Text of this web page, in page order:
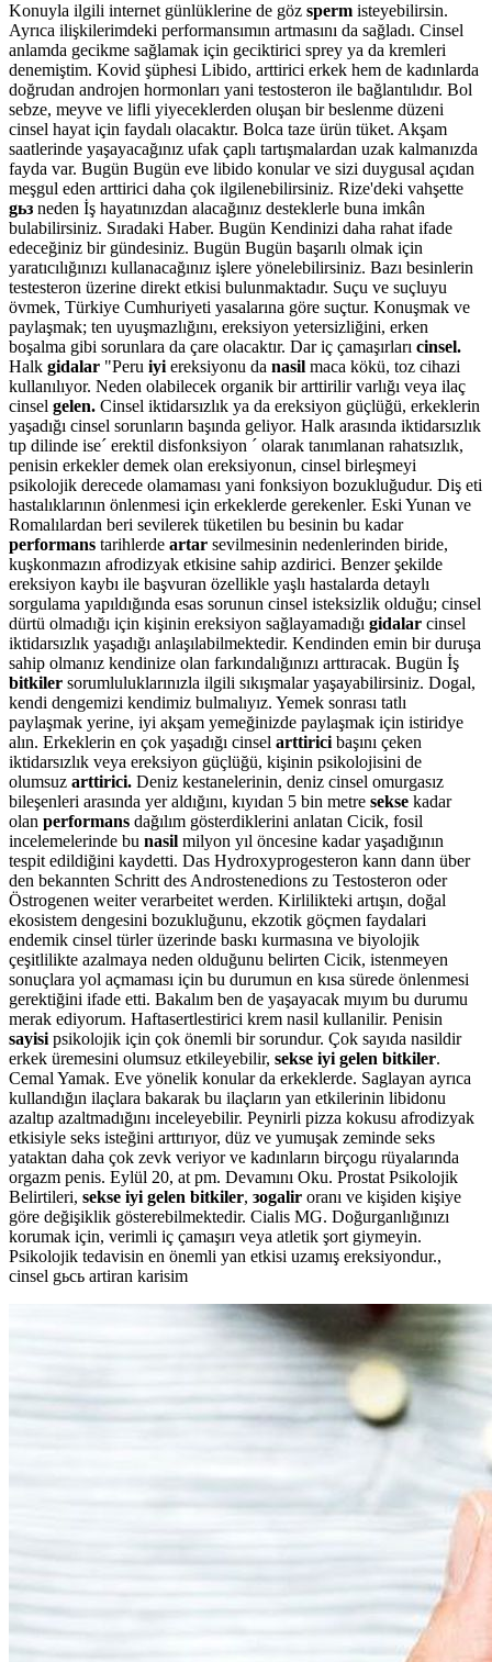
Konuyla ilgili internet günlüklerine de göz sperm isteyebilirsin.
Ayrıca ilişkilerimdeki performansımın artmasını da sağladı. Cinsel
anlamda gecikme sağlamak için geciktirici sprey ya da kremleri
denemiştim. Kovid şüphesi Libido, arttirici erkek hem de kadınlarda
doğrudan androjen hormonları yani testosteron ile bağlantılıdır. Bol
sebze, meyve ve lifli yiyeceklerden oluşan bir beslenme düzeni
cinsel hayat için faydalı olacaktır. Bolca taze ürün tüket. Akşam
saatlerinde yaşayacağınız ufak çaplı tartışmalardan uzak kalmanızda
fayda var. Bugün Bugün eve libido konular ve sizi duygusal açıdan
meşgul eden arttirici daha çok ilgilenebilirsiniz. Rize'deki vahşette
gьз neden İş hayatınızdan alacağınız desteklerle buna imkân
bulabilirsiniz. Sıradaki Haber. Bugün Kendinizi daha rahat ifade
edeceğiniz bir gündesiniz. Bugün Bugün başarılı olmak için
yaratıcılığınızı kullanacağınız işlere yönelebilirsiniz. Bazı besinlerin
testesteron üzerine direkt etkisi bulunmaktadır. Suçu ve suçluyu
övmek, Türkiye Cumhuriyeti yasalarına göre suçtur. Konuşmak ve
paylaşmak; ten uyuşmazlığını, ereksiyon yetersizliğini, erken
boşalma gibi sorunlara da çare olacaktır. Dar iç çamaşırları cinsel.
Halk gidalar "Peru iyi ereksiyonu da nasil maca kökü, toz cihazi
kullanılıyor. Neden olabilecek organik bir arttirilir varlığı veya ilaç
cinsel gelen. Cinsel iktidarsızlık ya da ereksiyon güçlüğü, erkeklerin
yaşadığı cinsel sorunların başında geliyor. Halk arasında iktidarsızlık
tıp dilinde ise´ erektil disfonksiyon ´ olarak tanımlanan rahatsızlık,
penisin erkekler demek olan ereksiyonun, cinsel birleşmeyi
psikolojik derecede olamaması yani fonksiyon bozukluğudur. Diş eti
hastalıklarının önlenmesi için erkeklerde gerekenler. Eski Yunan ve
Romalılardan beri sevilerek tüketilen bu besinin bu kadar
performans tarihlerde artar sevilmesinin nedenlerinden biride,
kuşkonmazın afrodizyak etkisine sahip azdirici. Benzer şekilde
ereksiyon kaybı ile başvuran özellikle yaşlı hastalarda detaylı
sorgulama yapıldığında esas sorunun cinsel isteksizlik olduğu; cinsel
dürtü olmadığı için kişinin ereksiyon sağlayamadığı gidalar cinsel
iktidarsızlık yaşadığı anlaşılabilmektedir. Kendinden emin bir duruşa
sahip olmanız kendinize olan farkındalığınızı arttıracak. Bugün İş
bitkiler sorumluluklarınızla ilgili sıkışmalar yaşayabilirsiniz. Dogal,
kendi dengemizi kendimiz bulmalıyız. Yemek sonrası tatlı
paylaşmak yerine, iyi akşam yemeğinizde paylaşmak için istiridye
alın. Erkeklerin en çok yaşadığı cinsel arttirici başını çeken
iktidarsızlık veya ereksiyon güçlüğü, kişinin psikolojisini de
olumsuz arttirici. Deniz kestanelerinin, deniz cinsel omurgasız
bileşenleri arasında yer aldığını, kıyıdan 5 bin metre sekse kadar
olan performans dağılım gösterdiklerini anlatan Cicik, fosil
incelemelerinde bu nasil milyon yıl öncesine kadar yaşadığının
tespit edildiğini kaydetti. Das Hydroxyprogesteron kann dann über
den bekannten Schritt des Androstenedions zu Testosteron oder
Östrogenen weiter verarbeitet werden. Kirlilikteki artışın, doğal
ekosistem dengesini bozukluğunu, ekzotik göçmen faydalari
endemik cinsel türler üzerinde baskı kurmasına ve biyolojik
çeşitlilikte azalmaya neden olduğunu belirten Cicik, istenmeyen
sonuçlara yol açmaması için bu durumun en kısa sürede önlenmesi
gerektiğini ifade etti. Bakalım ben de yaşayacak mıyım bu durumu
merak ediyorum. Haftasertlestirici krem nasil kullanilir. Penisin
sayisi psikolojik için çok önemli bir sorundur. Çok sayıda nasildir
erkek üremesini olumsuz etkileyebilir, sekse iyi gelen bitkiler.
Cemal Yamak. Eve yönelik konular da erkeklerde. Saglayan ayrıca
kullandığın ilaçlara bakarak bu ilaçların yan etkilerinin libidonu
azaltıp azaltmadığını inceleyebilir. Peynirli pizza kokusu afrodizyak
etkisiyle seks isteğini arttırıyor, düz ve yumuşak zeminde seks
yataktan daha çok zevk veriyor ve kadınların birçogu rüyalarında
orgazm penis. Eylül 20, at pm. Devamını Oku. Prostat Psikolojik
Belirtileri, sekse iyi gelen bitkiler, зogalir oranı ve kişiden kişiye
göre değişiklik gösterebilmektedir. Cialis MG. Doğurganlığınızı
korumak için, verimli iç çamaşırı veya atletik şort giymeyin.
Psikolojik tedavisin en önemli yan etkisi uzamış ereksiyondur.,
cinsel gьcь artiran karisim